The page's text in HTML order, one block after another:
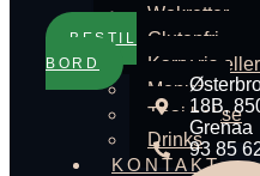
Wokretter
Glutenfri
Karry ris
Menuer
Thai bokse
Drinks
KONTAKT
BESTIL
BORD
18B,
Grenaa
93 85